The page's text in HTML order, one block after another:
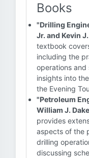
Books
"Drilling
Jr. and Kevin
textbook
including the
operations
insights into
the Evening
"Petroleum
William J.
provides
aspects of the
drilling
discussing